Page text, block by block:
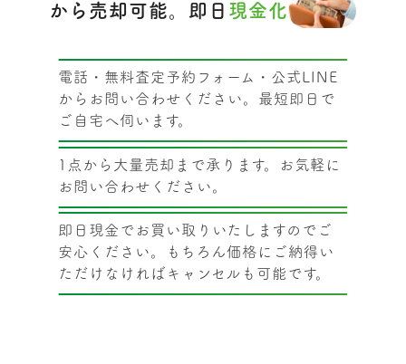
から売却可能。即日 現金化
電話・無料査定予約フォーム・公式LINE
からお問い合わせください。最短即日で
ご自宅へ伺います。
1点から大量売却まで承ります。お気軽に
お問い合わせください。
即日現金でお買い取りいたしますのでご
安心ください。もちろん価格にご納得い
ただけなければキャンセルも可能です。